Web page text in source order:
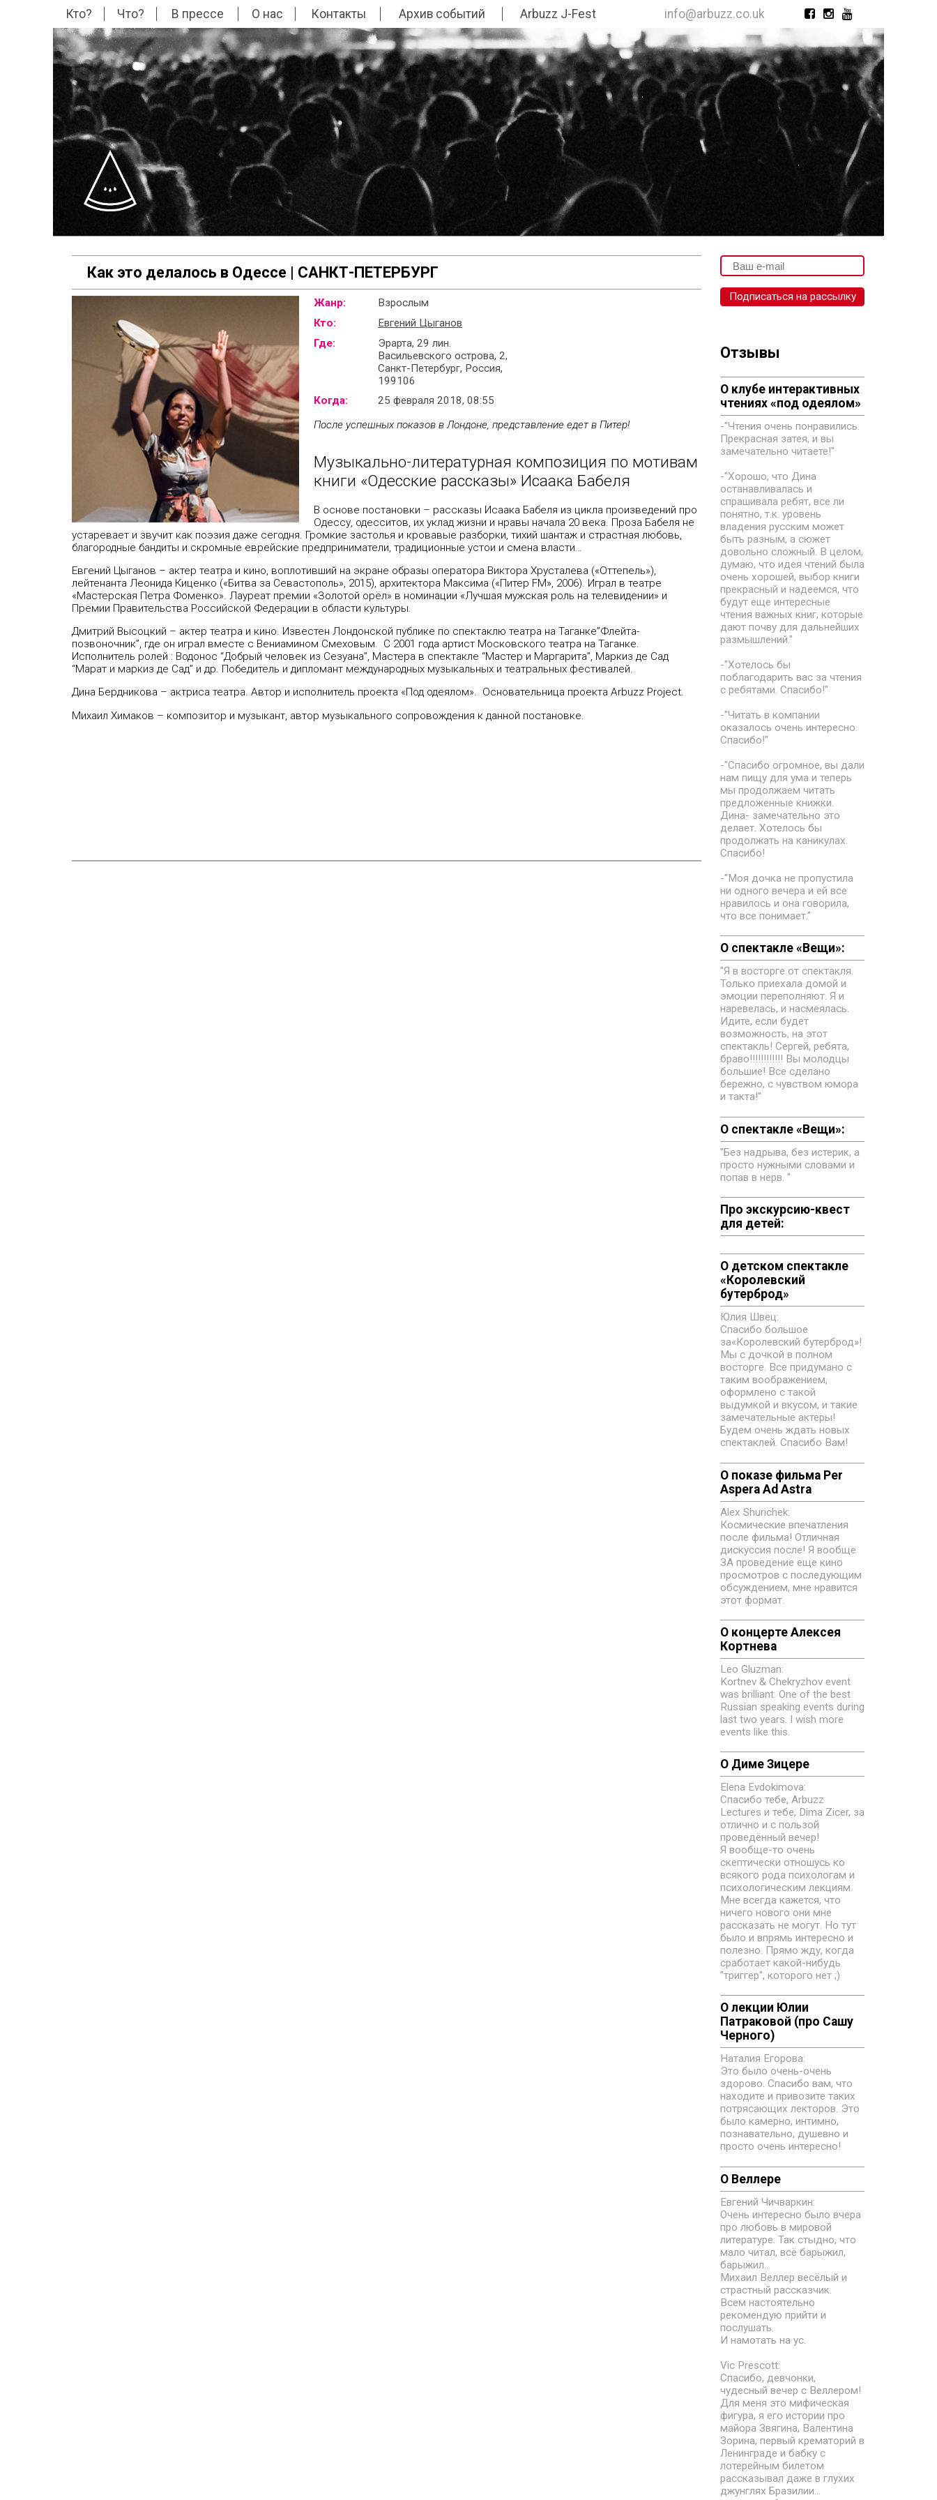
Кто? Что? В прессе О нас Контакты Архив событий Arbuzz J-Fest info@arbuzz.co.uk
Как это делалось в Одессе | САНКТ-ПЕТЕРБУРГ
Жанр:
Взрослым
Кто:
Евгений Цыганов
Где:
Эрарта, 29 лин.
Васильевского острова, 2,
Санкт-Петербург, Россия,
199106
Когда:
25 февраля 2018, 08:55
После успешных показов в Лондоне, представление едет в Питер!
Музыкально-литературная композиция по мотивам
книги «Одесские рассказы» Исаака Бабеля
В основе постановки – рассказы Исаака Бабеля из цикла произведений про
Одессу, одесситов, их уклад жизни и нравы начала 20 века. Проза Бабеля не
устаревает и звучит как поэзия даже сегодня. Громкие застолья и кровавые разборки, тихий шантаж и страстная любовь,
благородные бандиты и скромные еврейские предприниматели, традиционные устои и смена власти…
Евгений Цыганов – актер театра и кино, воплотивший на экране образы оператора Виктора Хрусталева («Оттепель»),
лейтенанта Леонида Киценко («Битва за Севастополь», 2015), архитектора Максима («Питер FM», 2006). Играл в театре
«Мастерская Петра Фоменко». Лауреат премии «Золотой орёл» в номинации «Лучшая мужская роль на телевидении» и
Премии Правительства Российской Федерации в области культуры.
Дмитрий Высоцкий – актер театра и кино. Известен Лондонской публике по спектаклю театра на Таганке”Флейта-
позвоночник”, где он играл вместе с Вениамином Смеховым. С 2001 года артист Московского театра на Таганке.
Исполнитель ролей : Водонос “Добрый человек из Сезуана”, Мастера в спектакле “Мастер и Маргарита”, Маркиз де Сад
“Марат и маркиз де Сад” и др. Победитель и дипломант международных музыкальных и театральных фестивалей.
Дина Бердникова – актриса театра. Автор и исполнитель проекта «Под одеялом». Оcновательница проекта Arbuzz Project.
Михаил Химаков – композитор и музыкант, автор музыкального сопровождения к данной постановке.
Отзывы
О клубе интерактивных
чтениях «под одеялом»
-"Чтения очень понравились.
Прекрасная затея, и вы
замечательно читаете!"
-"Хорошо, что Дина
останавливалась и
спрашивала ребят, все ли
понятно, т.к. уровень
владения русским может
быть разным, а сюжет
довольно сложный. В целом,
думаю, что идея чтений была
очень хорошей, выбор книги
прекрасный и надеемся, что
будут еще интересные
чтения важных книг, которые
дают почву для дальнейших
размышлений."
-"Хотелось бы
поблагодарить вас за чтения
с ребятами. Спасибо!"
-"Читать в компании
оказалось очень интересно.
Спасибо!"
-"Спасибо огромное, вы дали
нам пищу для ума и теперь
мы продолжаем читать
предложенные книжки.
Дина- замечательно это
делает. Хотелось бы
продолжать на каникулах.
Спасибо!
-"Моя дочка не пропустила
ни одного вечера и ей все
нравилось и она говорила,
что все понимает."
О спектакле «Вещи»:
"Я в восторге от спектакля.
Только приехала домой и
эмоции переполняют. Я и
наревелась, и насмеялась.
Идите, если будет
возможность, на этот
спектакль! Сергей, ребята,
браво!!!!!!!!!!!! Вы молодцы
большие! Все сделано
бережно, с чувством юмора
и такта!"
О спектакле «Вещи»:
"Без надрыва, без истерик, а
просто нужными словами и
попав в нерв. "
Про экскурсию-квест
для детей:
О детском спектакле
«‎Королевский
бутерброд»
Юлия Швец:
Спасибо большое
за«‎Королевский бутерброд»!
Мы с дочкой в полном
восторге. Все придумано с
таким воображением,
оформлено с такой
выдумкой и вкусом, и такие
замечательные актеры!
Будем очень ждать новых
спектаклей. Спасибо Вам!
О показе фильма Per
Aspera Ad Astra
Alex Shurichek:
Космические впечатления
после фильма! Отличная
дискуссия после! Я вообще
ЗА проведение еще кино
просмотров с последующим
обсуждением, мне нравится
этот формат.
О концерте Алексея
Кортнева
Leo Gluzman:
Kortnev & Chekryzhov event
was brilliant. One of the best
Russian speaking events during
last two years. I wish more
events like this.
О Диме Зицере
Elena Evdokimovа:
Спасибо тебе, Arbuzz
Lectures и тебе, Dima Zicer, за
отлично и с пользой
проведённый вечер!
Я вообще-то очень
скептически отношусь ко
всякого рода психологам и
психологическим лекциям.
Мне всегда кажется, что
ничего нового они мне
рассказать не могут. Но тут
было и впрямь интересно и
полезно. Прямо жду, когда
сработает какой-нибудь
"триггер", которого нет ;)
О лекции Юлии
Патраковой (про Сашу
Черного)
Наталия Егорова:
Это было очень-очень
здорово. Спасибо вам, что
находите и привозите таких
потрясающих лекторов. Это
было камерно, интимно,
познавательно, душевно и
просто очень интересно!
О Веллере
Евгений Чичваркин:
Очень интересно было вчера
про любовь в мировой
литературе. Так стыдно, что
мало читал, всё барыжил,
барыжил...
Михаил Веллер весёлый и
страстный рассказчик.
Всем настоятельно
рекомендую прийти и
послушать.
И намотать на ус.
Vic Prescott:
Спасибо, девчонки,
чудесный вечер с Веллером!
Для меня это мифическая
фигура, я его истории про
майора Звягина, Валентина
Зорина, первый крематорий в
Ленинграде и бабку с
лотерейным билетом
рассказывал даже в глухих
джунглях Бразилии...